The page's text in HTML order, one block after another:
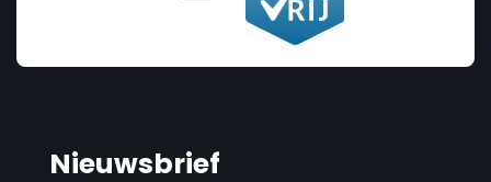
Nieuwsbrief